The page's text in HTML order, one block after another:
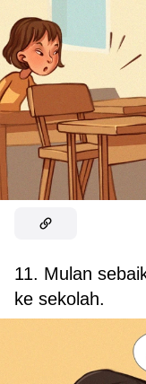
11. Mulan
ke sekolah.